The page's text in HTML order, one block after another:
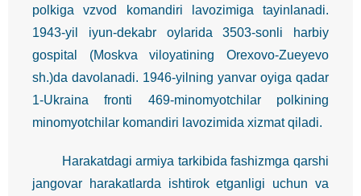
polkiga vzvod komandiri lavozimiga tayinlanadi.
1943-yil iyun-dekabr oylarida 3503-sonli harbiy
gospital (Moskva viloyatining Orexovo-Zueyevo
sh.)da davolanadi. 1946-yilning yanvar oyiga qadar
1-Ukraina fronti 469-minomyotchilar polkining
minomyotchilar komandiri lavozimida xizmat qiladi.
Harakatdagi armiya tarkibida fashizmga qarshi
jangovar harakatlarda ishtirok etganligi uchun va